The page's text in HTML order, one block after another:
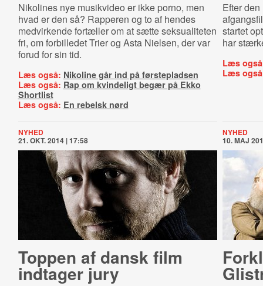
Nikolines nye musikvideo er ikke porno, men
hvad er den så? Rapperen og to af hendes
medvirkende fortæller om at sætte seksualiteten
fri, om forbilledet Trier og Asta Nielsen, der var
forud for sin tid.
Læs også: Nikoline går ind på førstepladsen
Læs også: Rap om kvindeligt begær på Ekko
Shortlist
Læs også: En rebelsk nørd
Efter
startet
har
Læs
Læs
NYHED
21. OKT. 2014 | 17:58
Toppen af dansk film
indtager jury
NYHED
10. MAJ